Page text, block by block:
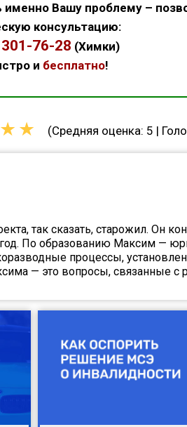
именно Вашу проблему –
консультацию:
76-28 (Химки)
и бесплатно!
★ ★ (Средняя оценка: 5 |
так сказать, старожил. Он
По образованию Максим —
процессы,
— это вопросы, связанные